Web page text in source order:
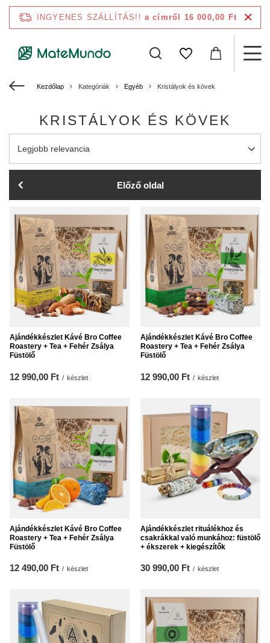
INGYENES SZÁLLÍTÁS!! a címről 16 000,00 Ft
Kezdőlap Kategóriák Egyéb Kristályok és kövek
KRISTÁLYOK ÉS KÖVEK
A rendezés megváltoztatása
Legjobb relevancia
Előző oldal
Ajándékkészlet Kávé Bro Coffee
Roastery + Tea + Fehér Zsálya
Füstölő
12 990,00 Ft / készlet
Ajándékkészlet Kávé Bro Coffee
Roastery + Tea + Fehér Zsálya
Füstölő
12 990,00 Ft / készlet
Ajándékkészlet Kávé Bro Coffee
Roastery + Tea + Fehér Zsálya
Füstölő
12 490,00 Ft / készlet
Ajándékkészlet rituálékhoz és
csakrákkal való munkához: füstölő
+ ékszerek + kiegészítők
30 990,00 Ft / készlet